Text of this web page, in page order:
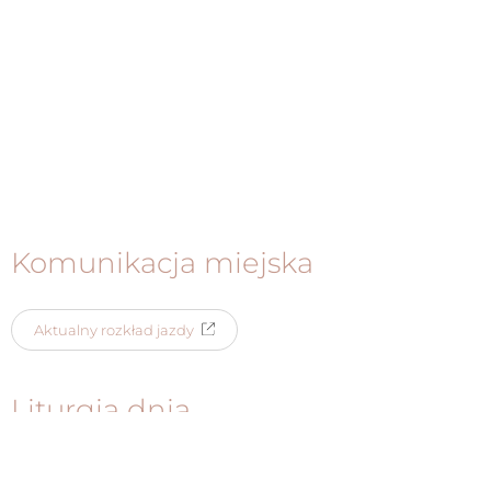
Komunikacja miejska
Aktualny rozkład jazdy
Liturgia dnia